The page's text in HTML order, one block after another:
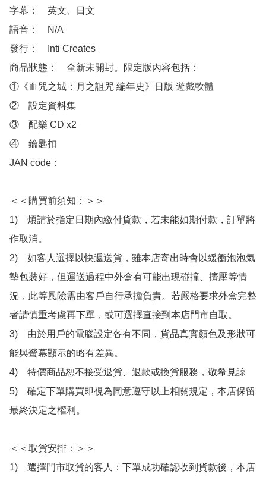
字幕：　英文、日文
語音：　N/A
發行：　Inti Creates
商品狀態：　全新未開封。限定版內容包括：
①《血咒之城：月之詛咒 編年史》日版 遊戲軟體
②　設定資料集
③　配樂 CD x2
④　鑰匙扣
JAN code：
＜＜購買前須知：＞＞
1)　煩請於指定日期內繳付貨款，若未能如期付款，訂單將
作取消。
2)　如客人選擇以快遞送貨，雖本店寄出時會以緩衝泡泡氣
墊包裝好，但運送過程中外盒有可能出現碰撞、擠壓等情
況，此等風險需由客戶自行承擔負責。若嚴格要求外盒完整
者請慎重考慮再下單，或可選擇直接到本店門市自取。
3)　由於用戶的電腦設定各有不同，貨品真實顏色及形狀可
能與螢幕顯示的略有差異。
4)　特價商品恕不接受退貨、退款或換貨服務，敬希見諒
5)　確定下單購買即視為同意遵守以上相關規定，本店保留
最終決定之權利。
＜＜取貨安排：＞＞
1)　選擇門市取貨的客人：下單成功確認收到貨款後，本店